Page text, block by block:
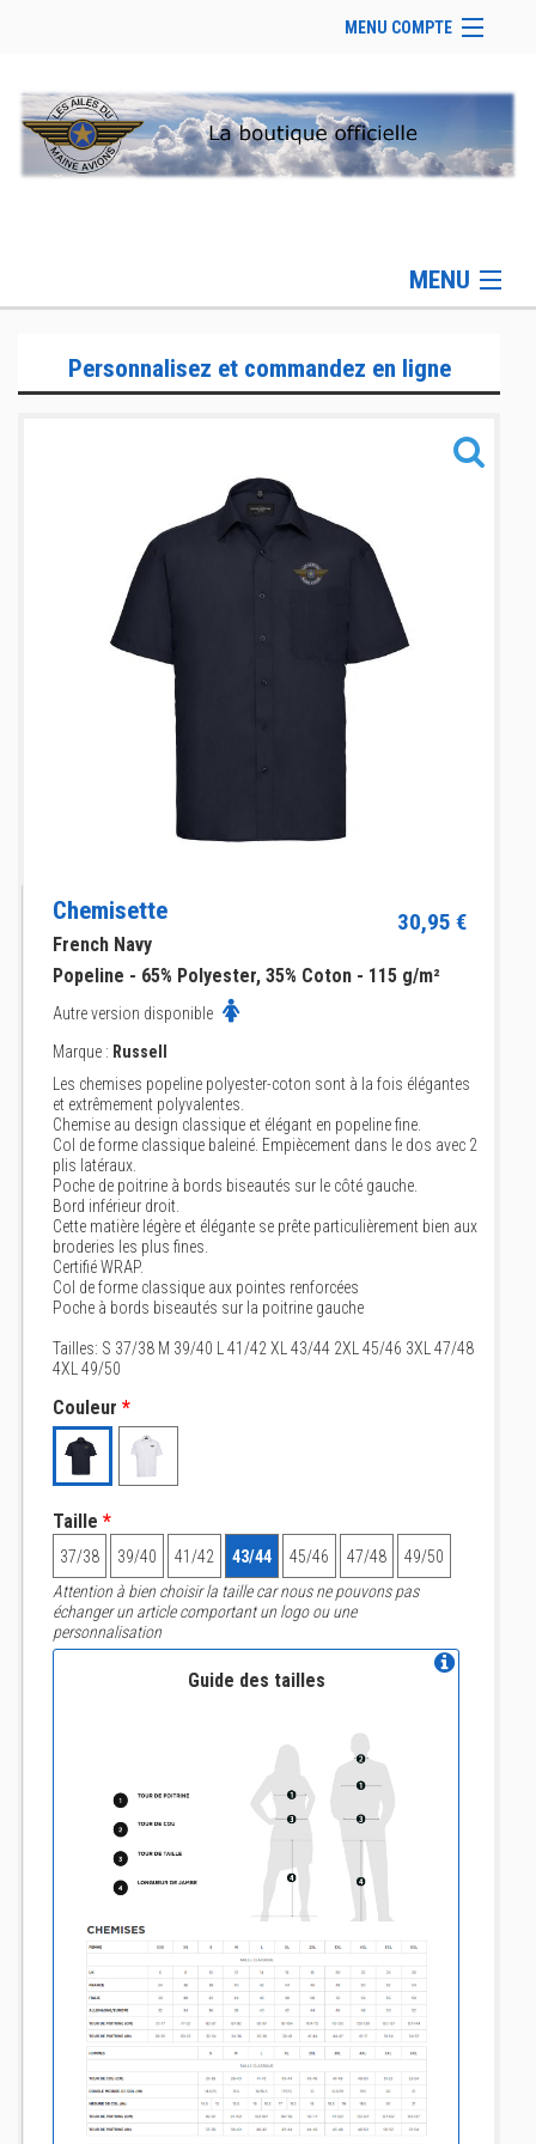
MENU COMPTE
Site Web du club
Se connecter
Panier (vide)
MENU
Gamme Sportswear
Personnalisez et commandez en ligne
Chemisette 30,95 €
French Navy
Popeline - 65% Polyester, 35% Coton - 115 g/m²
Autre version disponible
Marque : Russell
Les chemises popeline polyester-coton sont à la fois élégantes
et extrêmement polyvalentes.
Chemise au design classique et élégant en popeline fine.
Col de forme classique baleiné. Empiècement dans le dos avec 2
plis latéraux.
Poche de poitrine à bords biseautés sur le côté gauche.
Bord inférieur droit.
Cette matière légère et élégante se prête particulièrement bien aux
broderies les plus fines.
Certifié WRAP.
Col de forme classique aux pointes renforcées
Poche à bords biseautés sur la poitrine gauche
Tailles: S 37/38 M 39/40 L 41/42 XL 43/44 2XL 45/46 3XL 47/48
4XL 49/50
Couleur *
Taille *
37/38 39/40 41/42 43/44 45/46 47/48
49/50
Attention à bien choisir la taille car nous ne pouvons pas
échanger un article comportant un logo ou une
personnalisation
Guide des tailles